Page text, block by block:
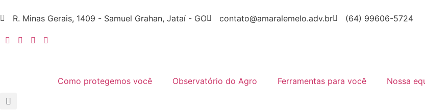
R. Minas Gerais, 1409 - Samuel Grahan, Jataí - GO contato@amaralemelo.adv.br (64) 99606-5724
Como protegemos você Observatório do Agro Ferramentas para você Nossa